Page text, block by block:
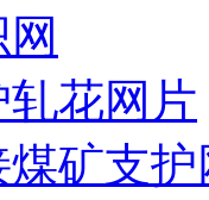
花网片
矿支护